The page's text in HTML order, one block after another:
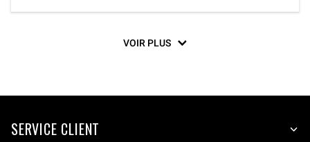
VOIR PLUS
SERVICE CLIENT